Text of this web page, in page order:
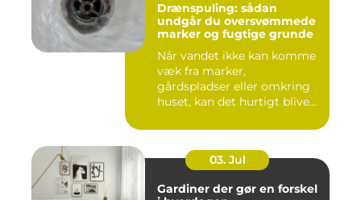
Drænspuling: sådan
undgår du oversvømmede
marker og fugtige grunde
Når vandet ikke kan komme
væk fra marker,
gårdspladser eller omkring
huset, kan det hurtigt blive
03. Jul
Gardiner der gør en forskel